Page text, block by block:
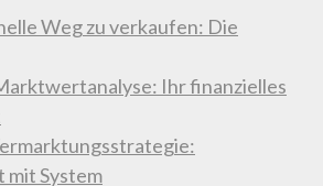
Weg zu verkaufen: Die
Ihr finanzielles
mit System